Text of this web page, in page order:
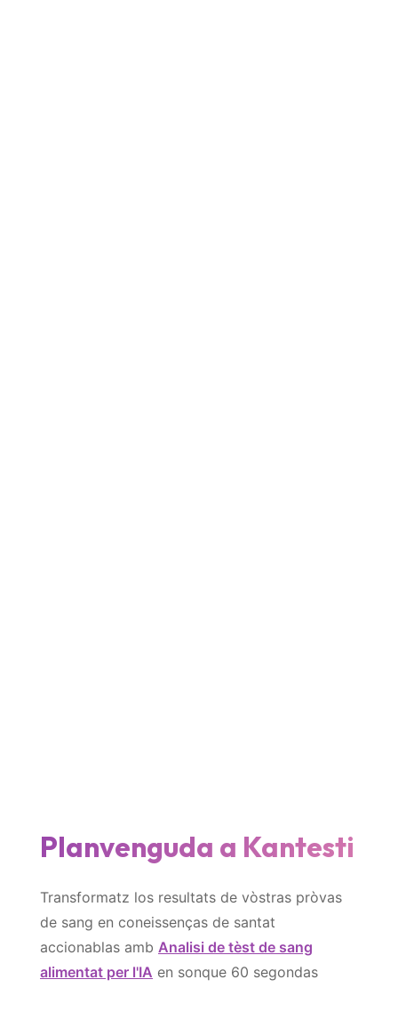
Planvenguda a Kantesti
Transformatz los resultats de vòstras pròvas
de sang en coneissenças de santat
accionablas amb Analisi de tèst de sang
alimentat per l'IA en sonque 60 segondas
Basa Jawa
Cebuano
ئۇيغۇرچە
Татар теле